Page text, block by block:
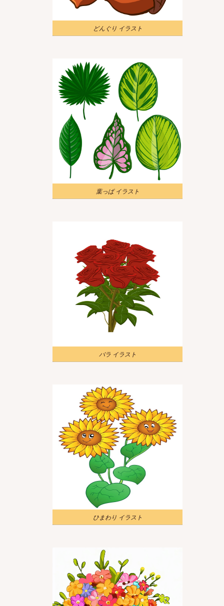
どんぐり イラスト
葉っぱ イラスト
バラ イラスト
ひまわり イラスト